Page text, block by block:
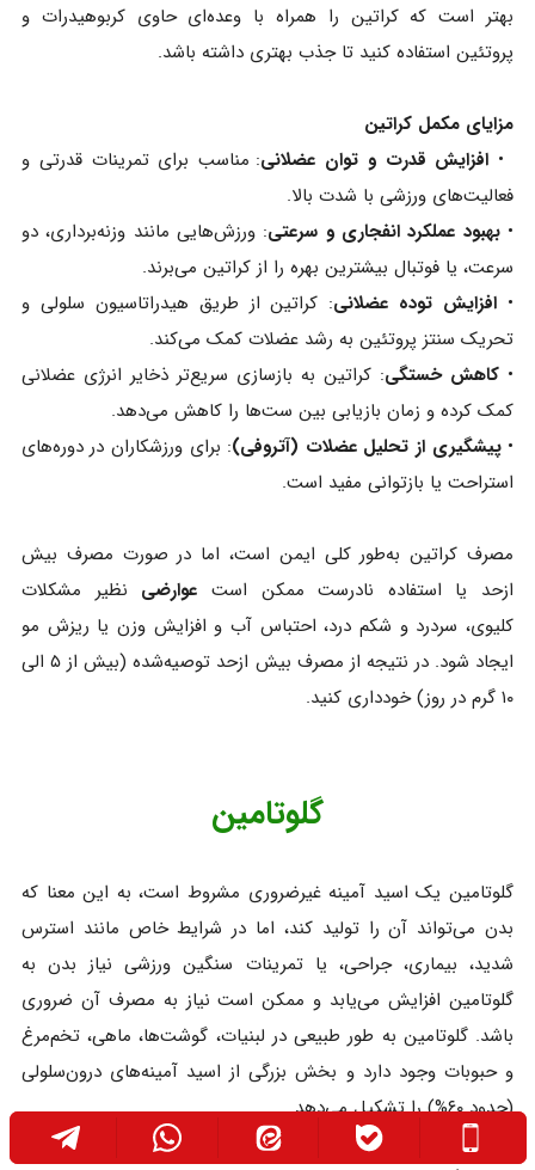
بهتر است که کراتین را همراه با وعده‌ای حاوی کربوهیدرات و
پروتئین استفاده کنید تا جذب بهتری داشته باشد.
مزایای مکمل کراتین
• افزایش قدرت و توان عضلانی: مناسب برای تمرینات قدرتی و
فعالیت‌های ورزشی با شدت بالا.
•بهبود عملکرد انفجاری و سرعتی: ورزش‌هایی مانند وزنه‌برداری، دو
سرعت، یا فوتبال بیشترین بهره را از کراتین می‌برند.
• افزایش توده عضلانی: کراتین از طریق هیدراتاسیون سلولی و
تحریک سنتز پروتئین به رشد عضلات کمک می‌کند.
• کاهش خستگی: کراتین به بازسازی سریع‌تر ذخایر انرژی عضلانی
کمک کرده و زمان بازیابی بین ست‌ها را کاهش می‌دهد.
•پیشگیری از تحلیل عضلات (آتروفی): برای ورزشکاران در دوره‌های
استراحت یا بازتوانی مفید است.
مصرف کراتین به‌طور کلی ایمن است، اما در صورت مصرف بیش‌
ازحد یا استفاده نادرست ممکن است عوارضی نظیر مشکلات
کلیوی، سردرد و شکم درد، احتباس آب و افزایش وزن یا ریزش مو
ایجاد شود. در نتیجه از مصرف بیش‌ ازحد توصیه‌شده (بیش از ۵ الی
۱۰ گرم در روز) خودداری کنید.
گلوتامین
گلوتامین یک اسید آمینه غیرضروری مشروط است، به این معنا که
بدن می‌تواند آن را تولید کند، اما در شرایط خاص مانند استرس
شدید، بیماری، جراحی، یا تمرینات سنگین ورزشی نیاز بدن به
گلوتامین افزایش می‌یابد و ممکن است نیاز به مصرف آن ضروری
باشد. گلوتامین به طور طبیعی در لبنیات، گوشت‌ها، ماهی، تخم‌مرغ
و حبوبات وجود دارد و بخش بزرگی از اسید آمینه‌های درون‌سلولی
(حدود ۶۰%) را تشکیل می‌دهد.